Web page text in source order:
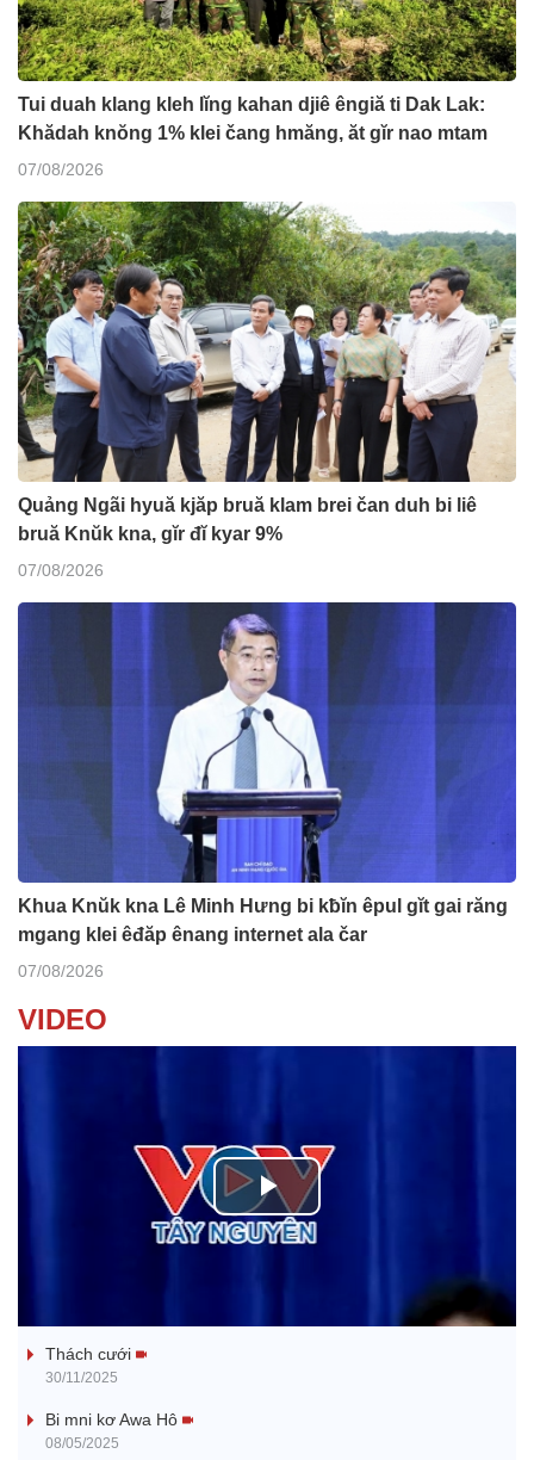
Tui duah klang kleh lĭng kahan djiê êngiă ti Dak Lak:
Khădah knŏng 1% klei čang hmăng, ăt gĭr nao mtam
07/08/2026
Quảng Ngãi hyuă kjăp bruă klam brei čan duh bi liê
bruă Knŭk kna, gĭr đĭ kyar 9%
07/08/2026
Khua Knŭk kna Lê Minh Hưng bi kƀĭn êpul gĭt gai răng
mgang klei êđăp ênang internet ala čar
07/08/2026
VIDEO
P
a
Thách cưới
30/11/2025
Bi mni kơ Awa Hô
08/05/2025